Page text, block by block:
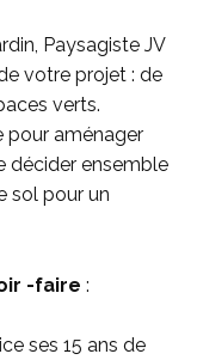
Paysagiste JV
votre projet : de
verts.
pour aménager
décider ensemble
sol pour un
-faire :
ses 15 ans de